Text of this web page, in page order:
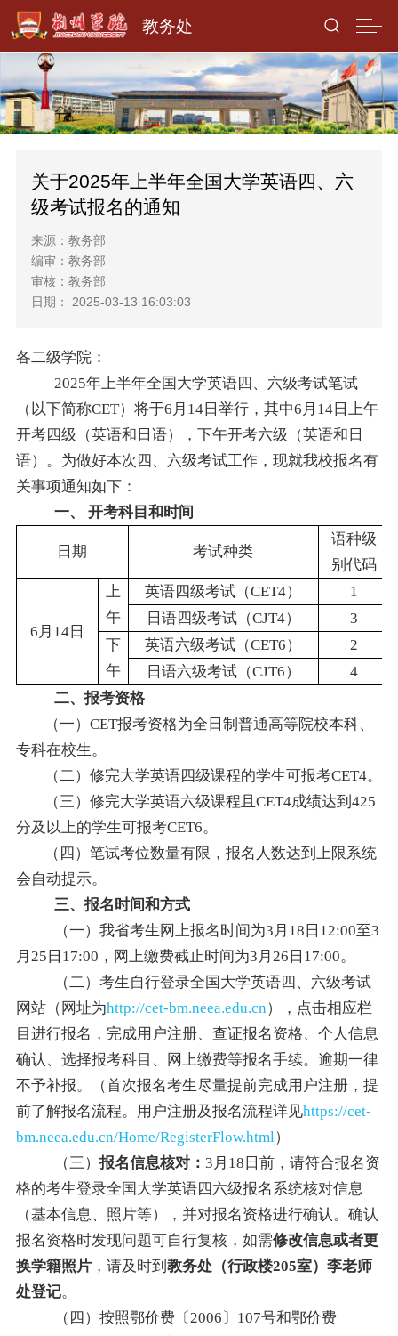
教务处
关于2025年上半年全国大学英语四、六
级考试报名的通知
来源：教务部
编审：教务部
审核：教务部
日期： 2025-03-13 16:03:03
各二级学院：
2025年上半年全国大学英语四、六级考试笔试
（以下简称CET）将于6月14日举行，其中6月14日上午
开考四级 （英语和日语），下午开考六级（英语和日
语）。为做好本次四、六级考试工作，现就我校报名有
关事项通知如下：
一、
开考科目和时间
日期 考试种类
语种级
别代码
6 月14日
上
午
英语四级考试（CET4）
1
日语四级考试（CJT4）
3
下
午
英语六级考试（CET6）
2
日语六级考试（CJT6）
4
二、报考资格
（一）CET报考资格为全日制普通高等院校本科、
专科在校生。
（二）修完大学英语四级课程的学生可报考CET4。
（三）修完大学英语六级课程且CET4成绩达到425
分及以上的学生可报考CET6。
（四）笔试考位数量有限，报名人数达到上限系统
会自动提示。
三、报名时间和方式
（一）我省考生网上报名时间为3月18日12:00至3
月25日17:00，网上缴费截止时间为3月26日17:00。
（二）考生自行登录全国大学英语四、六级考试
网站（网址为http://cet-bm.neea.edu.cn），点击相应栏
目进行报名，完成用户注册、查证报名资格、个人信息
确认、选择报考科目、网上缴费等报名手续。逾期一律
不予补报。（首次报名考生尽量提前完成用户注册，提
前了解报名流程。用户注册及报名流程详见https://cet-
bm.neea.edu.cn/Home/RegisterFlow.html ）
（三） 报名信息核对： 3月18日前，请符合报名资
格的考生登录全国大学英语四六级报名系统核对信息
（基本信息、照片等），并对报名资格进行确认。确认
报名资格时发现问题可自行复核，如需修改信息或者更
换学籍照片，请及时到 教务处（行政楼205室）李老师
处登记。
（四）按照鄂价费〔2006〕107号和鄂价费